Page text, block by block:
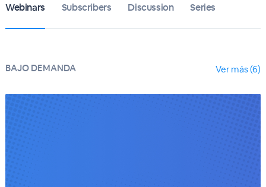
Webinars Subscribers Discussion Series
BAJO DEMANDA Ver más (6)